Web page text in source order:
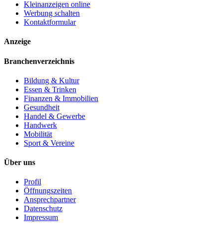
Kleinanzeigen online
Werbung schalten
Kontaktformular
Anzeige
Branchenverzeichnis
Bildung & Kultur
Essen & Trinken
Finanzen & Immobilien
Gesundheit
Handel & Gewerbe
Handwerk
Mobilität
Sport & Vereine
Über uns
Profil
Öffnungszeiten
Ansprechpartner
Datenschutz
Impressum